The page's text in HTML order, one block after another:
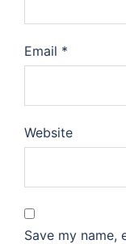
Email *
Website
Save my name,